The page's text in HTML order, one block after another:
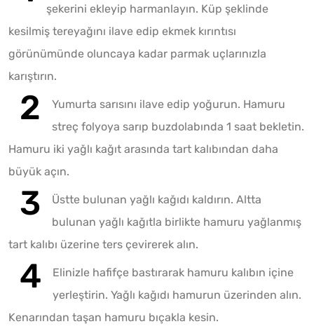
şekerini ekleyip harmanlayın. Küp şeklinde
kesilmiş tereyağını ilave edip ekmek kırıntısı
görünümünde oluncaya kadar parmak uçlarınızla
karıştırın.
Yumurta sarısını ilave edip yoğurun. Hamuru
streç folyoya sarıp buzdolabında 1 saat bekletin.
Hamuru iki yağlı kağıt arasında tart kalıbından daha
büyük açın.
Üstte bulunan yağlı kağıdı kaldırın. Altta
bulunan yağlı kağıtla birlikte hamuru yağlanmış
tart kalıbı üzerine ters çevirerek alın.
Elinizle hafifçe bastırarak hamuru kalıbın içine
yerleştirin. Yağlı kağıdı hamurun üzerinden alın.
Kenarından taşan hamuru bıçakla kesin.